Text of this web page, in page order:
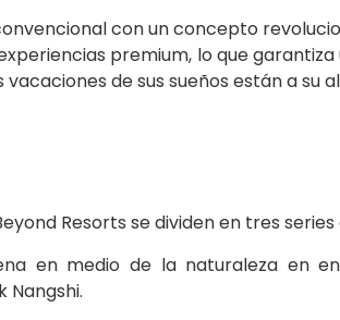
con un concepto
premium, lo que
de sus sueños están a su
Resorts se dividen en tres series
en medio de la naturaleza en
Nangshi.